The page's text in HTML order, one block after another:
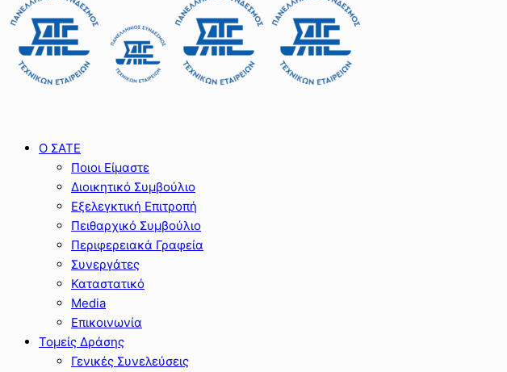
Ο ΣΑΤΕ
Ποιοι Είμαστε
Διοικητικό Συμβούλιο
Εξελεγκτική Επιτροπή
Πειθαρχικό Συμβούλιο
Περιφερειακά Γραφεία
Συνεργάτες
Καταστατικό
Media
Επικοινωνία
Τομείς Δράσης
Γενικές Συνελεύσεις